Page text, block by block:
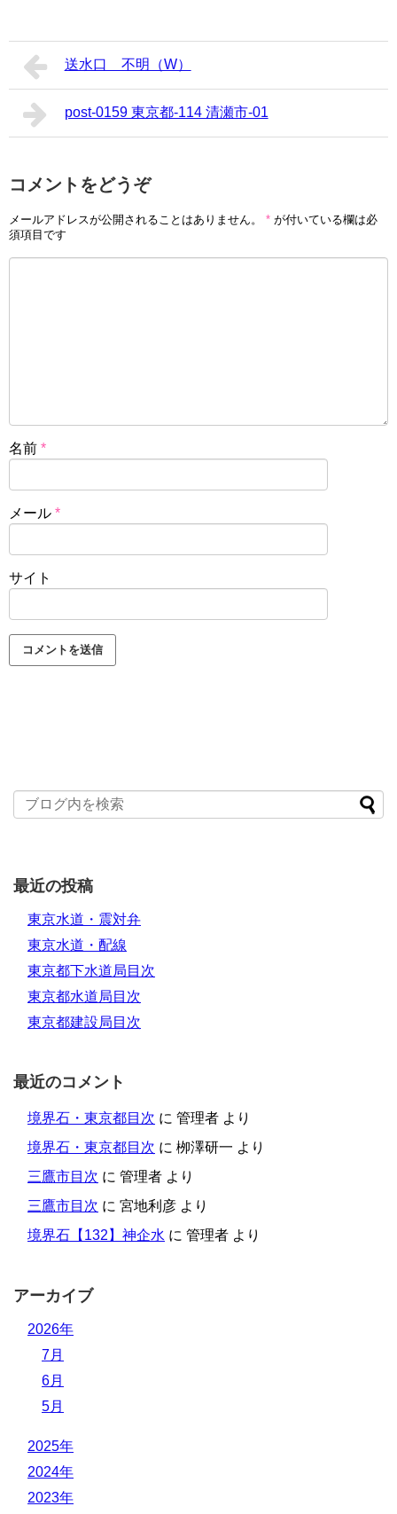
送水口 不明（W）
post-0159 東京都-114 清瀬市-01
コメントをどうぞ
メールアドレスが公開されることはありません。 * が付いている欄は必
須項目です
名前 *
メール *
サイト
最近の投稿
東京水道・震対弁
東京水道・配線
東京都下水道局目次
東京都水道局目次
東京都建設局目次
最近のコメント
境界石・東京都目次 に 管理者 より
境界石・東京都目次 に 栁澤研一 より
三鷹市目次 に 管理者 より
三鷹市目次 に 宮地利彦 より
境界石【132】神企水 に 管理者 より
アーカイブ
2026年
7月
6月
5月
2025年
2024年
2023年